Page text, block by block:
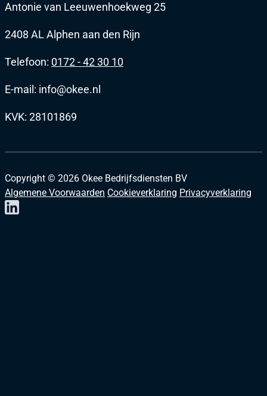
Antonie van Leeuwenhoekweg 25
2408 AL Alphen aan den Rijn
Telefoon: 0172 - 42 30 10
E-mail: info@okee.nl
KVK: 28101869
Copyright © 2026 Okee Bedrijfsdiensten BV
Algemene Voorwaarden Cookieverklaring Privacyverklaring